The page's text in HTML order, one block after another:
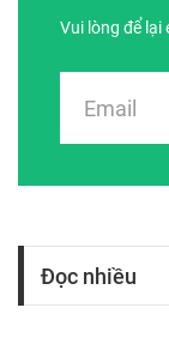
Vui lòng để lại
Đọc nhiều